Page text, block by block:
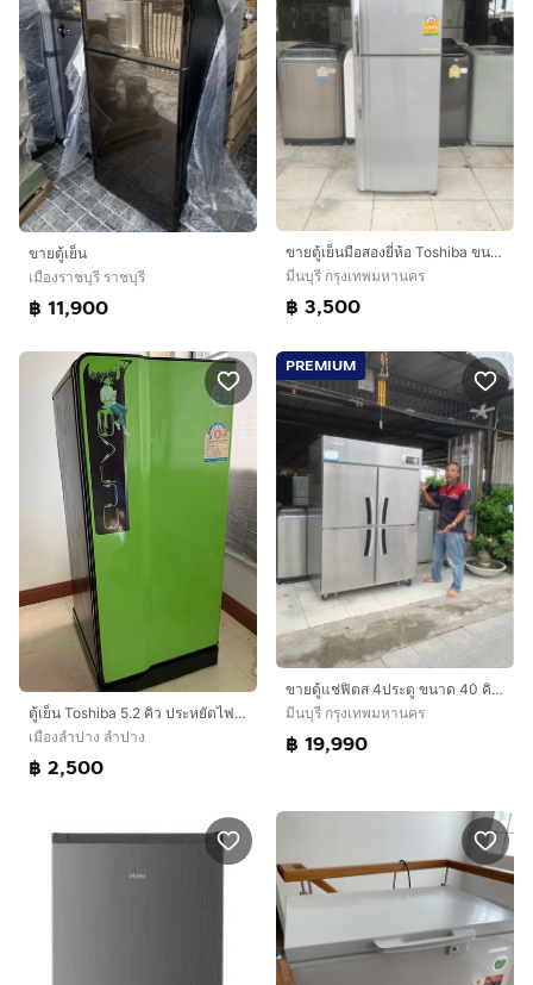
ขายตู้เย็น
เมืองราชบุรี ราชบุรี
฿ 11,900
ขายตู้เย็นมือสองยี่ห้อ Toshiba ขนาด 10 คิวสภาพสวยพร้อมใช้งาน 3500 บาท
มีนบุรี กรุงเทพมหานคร
฿ 3,500
ตู้เย็น Toshiba 5.2 คิว ประหยัดไฟเบอร์ 5
เมืองลำปาง ลำปาง
฿ 2,500
PREMIUM
ขายตู้แช่ฟิตส 4ประตู ขนาด 40 คิวสภาพสวยพร้อมใช้งาน 19,990 บาท
มีนบุรี กรุงเทพมหานคร
฿ 19,990